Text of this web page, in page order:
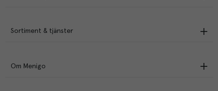
Sortiment & tjänster
Om Menigo